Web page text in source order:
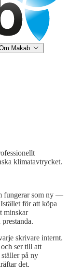
Makab
klimatavtrycket.
fungerar som ny —
för att köpa
minskar
skrivare internt.
ser till att
på ny
det.